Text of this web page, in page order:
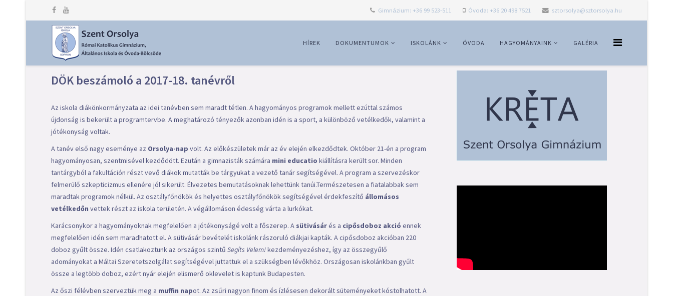
Gimnázium: +36 99 523-511 Óvoda: +36 20 498 7521 sztorsolya@sztorsolya.hu
HÍREK DOKUMENTUMOK ISKOLÁNK ÓVODA HAGYOMÁNYAINK GALÉRIA
DÖK beszámoló a 2017-18. tanévről
Az iskola diákönkormányzata az idei tanévben sem maradt tétlen. A hagyományos programok mellett ezúttal számos
újdonság is bekerült a programtervbe. A meghatározó tényezők azonban idén is a sport, a különböző vetélkedők, valamint a
jótékonyság voltak.
A tanév első nagy eseménye az Orsolya-nap volt. Az előkészületek már az év elején elkezdődtek. Október 21-én a program
hagyományosan, szentmisével kezdődött. Ezután a gimnazisták számára mini educatio kiállításra került sor. Minden
tantárgyból a fakultáción részt vevő diákok mutatták be tárgyukat a vezető tanár segítségével. A program a szervezéskor
felmerülő szkepticizmus ellenére jól sikerült. Élvezetes bemutatásoknak lehettünk tanúi.Természetesen a fiatalabbak sem
maradtak programok nélkül. Az osztályfőnökök és helyettes osztályfőnökök segítségével érdekfeszítő állomásos
vetélkedőn vettek részt az iskola területén. A végállomáson édesség várta a lurkókat.
Karácsonykor a hagyományoknak megfelelően a jótékonyságé volt a főszerep. A sütivásárés a cipősdoboz akció ennek
megfelelően idén sem maradhatott el. A sütivásár bevételét iskolánk rászoruló diákjai kapták. A cipősdoboz akcióban 220
doboz gyűlt össze. Idén csatlakoztunk az országos szintű Segíts Velem!kezdeményezéshez, így az összegyűlő
adományokat a Máltai Szeretetszolgálat segítségével juttattuk el a szükségben lévőkhöz. Országosan iskolánkban gyűlt
össze a legtöbb doboz, ezért nyár elején elismerő oklevelet is kaptunk Budapesten.
Az őszi félévben szerveztük meg a muffin napot. Az zsűri nagyon finom és ízlésesen dekorált süteményeket kóstolhatott. A